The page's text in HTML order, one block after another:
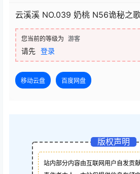
云溪溪 NO.039 奶桃 N56诡秘之
您当前的等级为 游客
请先 登录
移动云盘 百度网盘
版权声明
站内部分内容由互联网用户自发贡